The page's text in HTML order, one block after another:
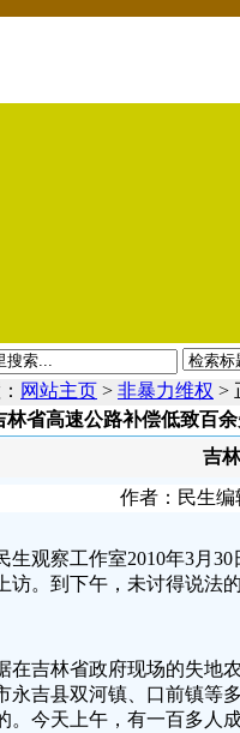
网站主页 > 非暴力维权 >
林省高速公路补偿低致百
吉
作者：民生编
生观察工作室2010年3月
上访。到下午，未讨得说法
在吉林省政府现场的失地
永吉县双河镇、口前镇等
。今天上午，有一百多人